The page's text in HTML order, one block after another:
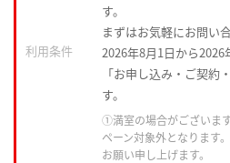
す。
まずはお気軽にお問い
利用条件
2026年8月1日から
「お申し込み・ご契約
す。
①満室の場合がございま
ペーン対象外となります
お願い申し上げます。